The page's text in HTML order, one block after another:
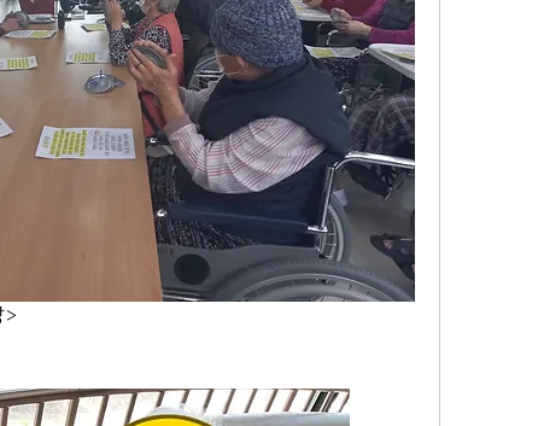
상>